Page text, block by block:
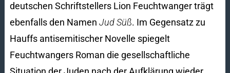
deutschen Schriftstellers Lion Feuchtwanger trägt
ebenfalls den Namen Jud Süß. Im Gegensatz zu
Hauffs antisemitischer Novelle spiegelt
Feuchtwangers Roman die gesellschaftliche